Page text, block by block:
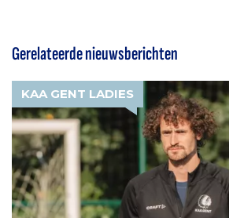
Gerelateerde nieuwsberichten
KAA GENT LADIES